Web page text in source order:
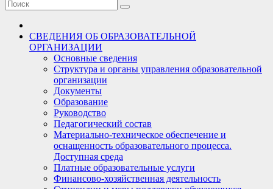
СВЕДЕНИЯ ОБ ОБРАЗОВАТЕЛЬНОЙ
ОРГАНИЗАЦИИ
Основные сведения
Структура и органы управления образовательной
организации
Документы
Образование
Руководство
Педагогический состав
Материально-техническое обеспечение и
оснащенность образовательного процесса.
Доступная среда
Платные образовательные услуги
Финансово-хозяйственная деятельность